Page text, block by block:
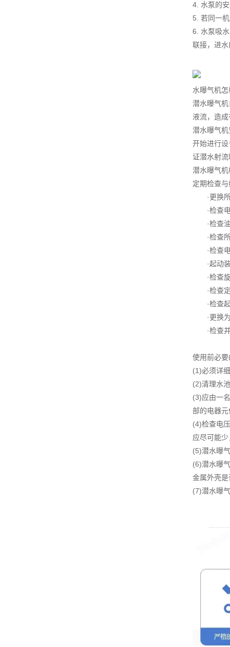
4. 水泵的
5. 若同一
6. 水泵吸
联接，进
水曝气机
潜水曝气
液流，造
潜水曝气
开始进行
证潜水射
潜水曝气
定期检查
·更换所
·检查电
·检查油
·检查所
·检查电
·起动装
·检查旋
·检查定
·检查起
·更换为
·检查并
使用前必
(1)必须详
(2)清理水
(3)应由一
部的电器
(4)检查电
应尽可能
(5)潜水曝
(6)潜水曝
金属外壳
(7)潜水曝